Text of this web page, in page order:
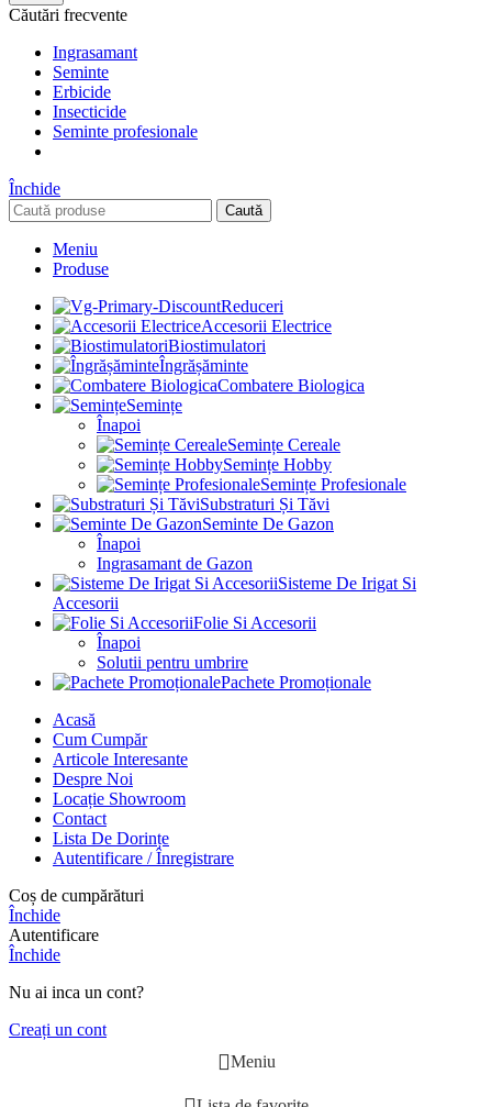
Căutări frecvente
Ingrasamant
Seminte
Erbicide
Insecticide
Seminte profesionale
Închide
Caută
Meniu
Produse
Reduceri
Accesorii Electrice
Biostimulatori
Îngrășăminte
Combatere Biologica
Semințe
Înapoi
Semințe Cereale
Semințe Hobby
Semințe Profesionale
Substraturi Și Tăvi
Seminte De Gazon
Înapoi
Ingrasamant de Gazon
Sisteme De Irigat Si
Accesorii
Folie Si Accesorii
Înapoi
Solutii pentru umbrire
Pachete Promoționale
Acasă
Cum Cumpăr
Articole Interesante
Despre Noi
Locație Showroom
Contact
Lista De Dorințe
Autentificare / Înregistrare
Coș de cumpărături
Închide
Autentificare
Închide
Nu ai inca un cont?
Creați un cont
Meniu